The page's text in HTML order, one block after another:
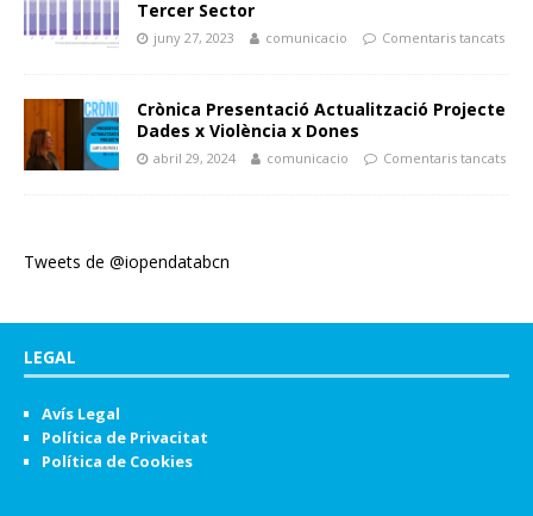
Tercer Sector
juny 27, 2023 comunicacio Comentaris tancats
Crònica Presentació Actualització Projecte
Dades x Violència x Dones
abril 29, 2024 comunicacio Comentaris tancats
Tweets de @iopendatabcn
LEGAL
Avís Legal
Política de Privacitat
Política de Cookies